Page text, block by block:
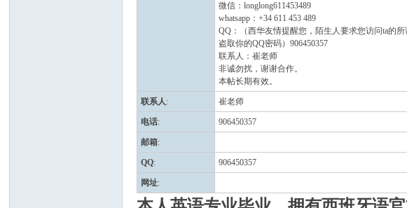
微信：longlong611453489
whatsapp：+34 611 453 489
QQ：（西华友情提醒您，陌生人要求您访问ta的
盗取你的QQ密码）906450357
联系人：崔老师
非诚勿扰，谢谢合作。
本帖长期有效。
联系人: 崔老师
电话: 906450357
邮箱:
QQ: 906450357
网址: